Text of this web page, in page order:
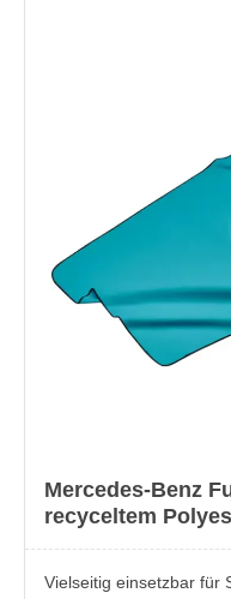
Made for Mercedes-
Mercedes-Benz
recyceltem
Vielseitig einsetzbar für